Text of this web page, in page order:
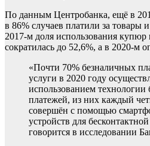
По данным Центробанка, ещё в
в 86% случаев платили за товары
2017-м доля использования купюр
сократилась до 52,6%, а в 2020-м
«Почти 70% безналичных
услуги в 2020 году
использованием технологии
платежей, из них каждый
совершён с помощью
устройств для
говорится в исследовании